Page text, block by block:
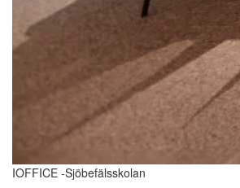
IOFFICE -Sjöbefälsskolan